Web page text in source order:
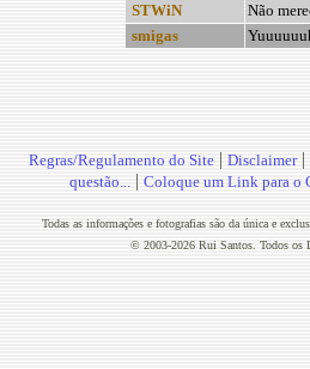
STWiN
Não
smigas
Regras/Regulamento do Site | Disclaimer|
questão... | Coloque um Link para o
Todas as informações e fotografias são da única e
© 2003-2026 Rui Santos. Todos os